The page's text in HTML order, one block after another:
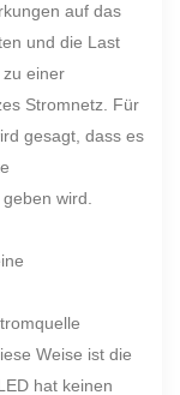
auf das
und die Last
einer
Stromnetz. Für
gesagt, dass es
wird.
Weise ist die
hat keinen